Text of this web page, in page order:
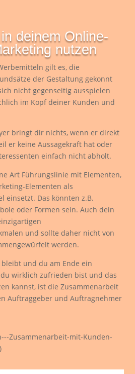
deinem Online-
nutzen
gilt es, die
der Gestaltung gekonnt
nicht gegenseitig ausspielen
im Kopf deiner Kunden und
bringt dir nichts, wenn er direkt
er keine Aussagekraft hat oder
einfach nicht abholt.
Art Führungslinie mit Elementen,
Elementen als
einsetzt. Das könnten z.B.
oder Formen sein. Auch dein
und sollte daher nicht von
werden.
und du am Ende ein
wirklich zufrieden bist und das
kannst, ist die Zusammenarbeit
Auftraggeber und Auftragnehmer